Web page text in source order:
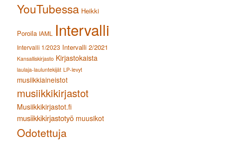
YouTubessa Heikki
Poroila IAML Intervalli
Intervalli 1/2023 Intervalli 2/2021
Kansalliskirjasto Kirjastokaista
laulaja-lauluntekijät LP-levyt
musiikkiaineistot
musiikkikirjastot
Musiikkikirjastot.fi
musiikkikirjastotyö muusikot
Odotettuja